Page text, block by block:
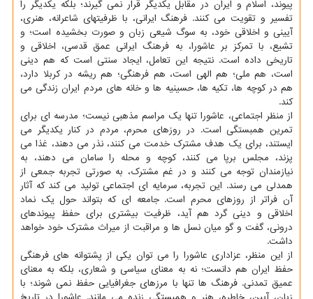
پیوند، اسلام و ایران در مقابل یکدیگر قرار نمی گیرند؛ بلکه یکدیگر را
تفسیر و تقویت می کنند. فرهنگ ایرانی، با ظرفیتهای شاعرانه، هنری،
آیینی و اخلاقی خود، به سوگ شیعی زبان و صورت بخشیده است؛ و
تشیع، با تمرکز بر عاشورا، به فرهنگ ایرانی عمق قدسی، اخلاقی و
تاریخی داده است. نتیجه این تعامل، ایجاد سنتی است که هم دینی
است، هم ملی؛ هم الهی است، هم فرهنگی؛ هم ریشه در کربلا دارد،
هم در کوچه ها، تکیه ها، حسینیه ها و خانه های مردم ایران زندگی می
کند.
از منظر اجتماعی، عاشورا تنها یک مراسم مذهبی نیست؛ مدرسه ای برای
تمرین همبستگی است. در روزهای محرم، مردم در کنار یکدیگر می
ایستند، برای یک هدف مشترک خدمت می کنند، نذر می دهند، غذا می
پزند، مجلس برپا می کنند، کوچه و محله را سامان می دهند، به
نیازمندان توجه می کنند و در غم مشترک، به صورتی تجربه جمعی از
همدلی می رسند. این تجربه، سرمایه ای اجتماعی تولید می کند که آثار
آن فراتر از روزهای محرم است. جامعه ای که بتواند حول یک نماد
اخلاقی و دینی گرد هم آید، ظرفیت بیشتری برای حفظ پیوندهای
درونی، گفت و گو میان نسل ها و مراقبت از میراث مشترک خود خواهد
داشت.
از این منظر، عزاداری عاشورا را می توان یکی از پشتوانه های فرهنگی
حفظ ایران هم دانست؛ نه به معنای سیاسی و شعاری، بلکه به معنای
عمیق تمدنی. فرهنگ ها تنها با مرزهای جغرافیایی حفظ نمی شوند؛ با